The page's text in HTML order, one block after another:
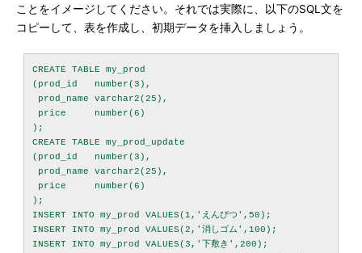
ことをイメージしてください。それでは実際に、以下のSQL文を
コピーして、表を作成し、初期データを挿入しましょう。
CREATE TABLE my_prod
(prod_id   number(3),
prod_name varchar2(25),
price     number(6)
);
CREATE TABLE my_prod_update
(prod_id   number(3),
prod_name varchar2(25),
price     number(6)
);
INSERT INTO my_prod VALUES(1,'えんぴつ',50);
INSERT INTO my_prod VALUES(2,'消しゴム',100);
INSERT INTO my_prod VALUES(3,'下敷き',200);